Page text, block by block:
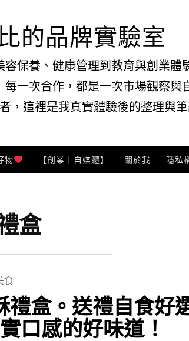
的品牌實驗室
保養、健康管理到教育與創業
一次合作，都是一次市場觀察
，這裡是我真實體驗後的整理與
物 【創業｜自媒體】 關於我 隱私
盒
食
禮盒。送禮自食好
口感的好味道！